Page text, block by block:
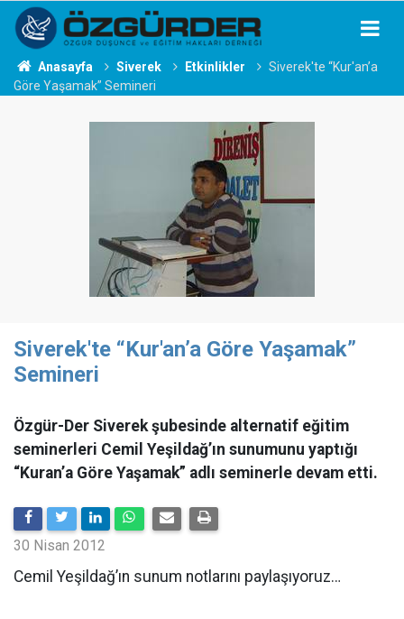
Anasayfa Siverek Etkinlikler
Siverek'te “Kur'an’a
Göre Yaşamak” Semineri
Siverek'te “Kur'an’a Göre Yaşamak”
Semineri
Özgür-Der Siverek şubesinde alternatif eğitim
seminerleri Cemil Yeşildağ’ın sunumunu yaptığı
“Kuran’a Göre Yaşamak” adlı seminerle devam etti.
30 Nisan 2012
Cemil Yeşildağ’ın sunum notlarını paylaşıyoruz…